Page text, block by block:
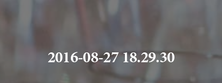
2016-08-27 18.29.30